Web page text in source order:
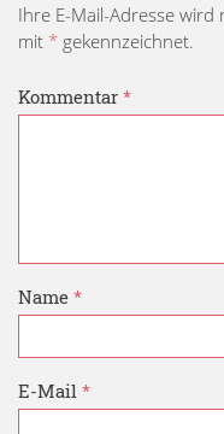
Ihre E-Mail-Adresse
mit * gekennzeichnet.
Kommentar *
Name *
E-Mail *